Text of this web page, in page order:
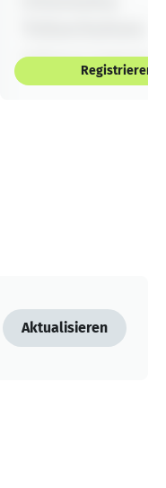
Registrieren
Aktualisieren